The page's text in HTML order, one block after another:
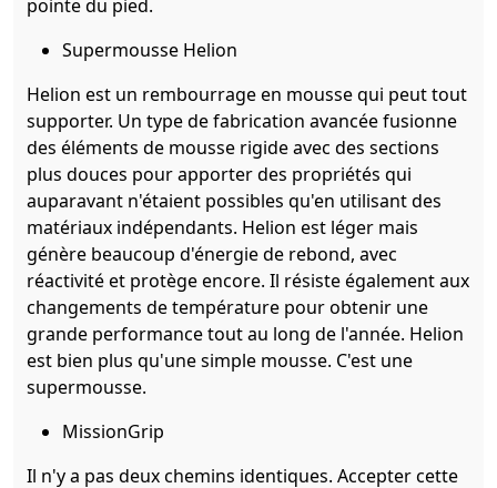
pointe du pied.
Supermousse Helion
Helion est un rembourrage en mousse qui peut tout
supporter. Un type de fabrication avancée fusionne
des éléments de mousse rigide avec des sections
plus douces pour apporter des propriétés qui
auparavant n'étaient possibles qu'en utilisant des
matériaux indépendants. Helion est léger mais
génère beaucoup d'énergie de rebond, avec
réactivité et protège encore. Il résiste également aux
changements de température pour obtenir une
grande performance tout au long de l'année. Helion
est bien plus qu'une simple mousse. C'est une
supermousse.
MissionGrip
Il n'y a pas deux chemins identiques. Accepter cette